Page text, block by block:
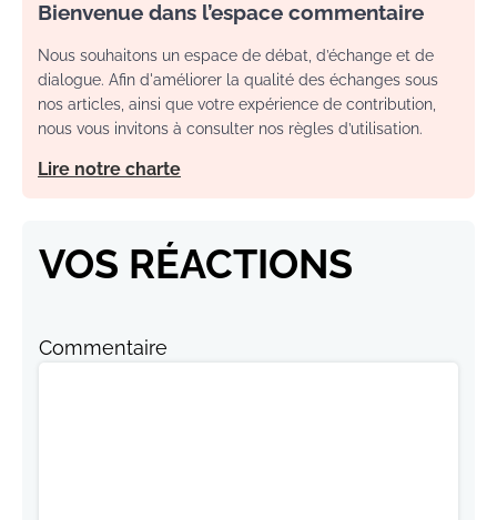
Bienvenue dans l’espace commentaire
Nous souhaitons un espace de débat, d’échange et de
dialogue. Afin d'améliorer la qualité des échanges sous
nos articles, ainsi que votre expérience de contribution,
nous vous invitons à consulter nos règles d’utilisation.
Lire notre charte
VOS RÉACTIONS
Commentaire